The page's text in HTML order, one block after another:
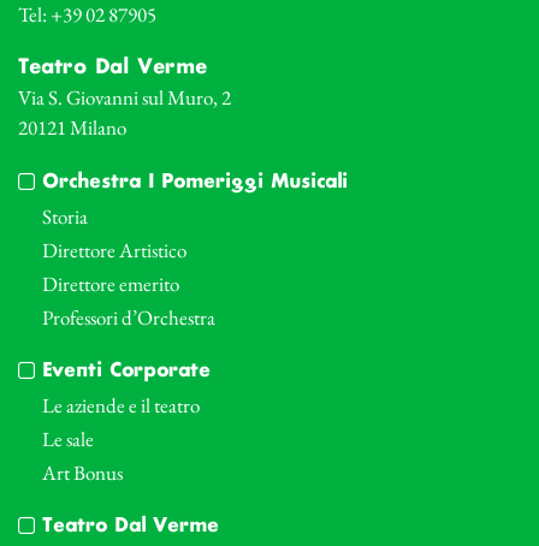
Tel: +39 02 87905
Teatro Dal Verme
Via S. Giovanni sul Muro, 2
20121 Milano
Orchestra I Pomeriggi Musicali
Storia
Direttore Artistico
Direttore emerito
Professori d’Orchestra
Eventi Corporate
Le aziende e il teatro
Le sale
Art Bonus
Teatro Dal Verme